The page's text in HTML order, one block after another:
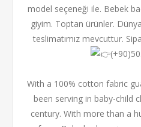
model seçeneği ile. Bebek
giyim. Toptan ürünler.
teslimatımız mevcuttur.
With a 100% cotton fabric
been serving in baby-child
century. With more than a